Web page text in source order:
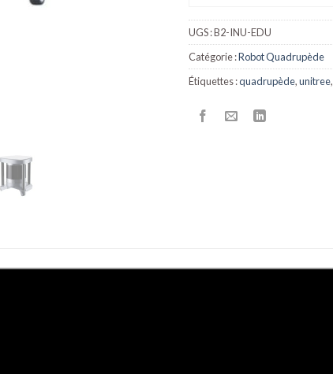
UGS :B2-INU-EDU
Catégorie :Robot Quadrupède
Étiquettes :quadrupède,unitree,